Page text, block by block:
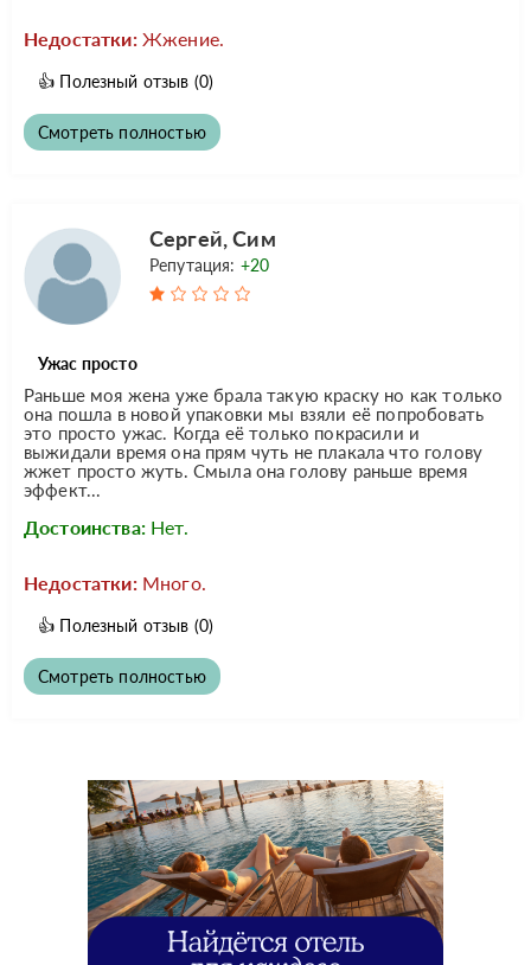
Недостатки: Жжение.
👍 Полезный отзыв (0)
Смотреть полностью
Сергей, Сим
Репутация: +20
Ужас просто
Раньше моя жена уже брала такую краску но как только
она пошла в новой упаковки мы взяли её попробовать
это просто ужас. Когда её только покрасили и
выжидали время она прям чуть не плакала что голову
жжет просто жуть. Смыла она голову раньше время
эффект...
Достоинства: Нет.
Недостатки: Много.
👍 Полезный отзыв (0)
Смотреть полностью